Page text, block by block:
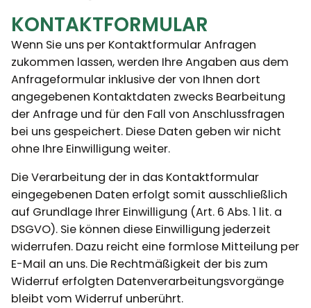
KONTAKTFORMULAR
Wenn Sie uns per Kontaktformular Anfragen
zukommen lassen, werden Ihre Angaben aus dem
Anfrageformular inklusive der von Ihnen dort
angegebenen Kontaktdaten zwecks Bearbeitung
der Anfrage und für den Fall von Anschlussfragen
bei uns gespeichert. Diese Daten geben wir nicht
ohne Ihre Einwilligung weiter.
Die Verarbeitung der in das Kontaktformular
eingegebenen Daten erfolgt somit ausschließlich
auf Grundlage Ihrer Einwilligung (Art. 6 Abs. 1 lit. a
DSGVO). Sie können diese Einwilligung jederzeit
widerrufen. Dazu reicht eine formlose Mitteilung per
E-Mail an uns. Die Rechtmäßigkeit der bis zum
Widerruf erfolgten Datenverarbeitungsvorgänge
bleibt vom Widerruf unberührt.